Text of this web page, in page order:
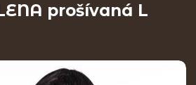
prošívaná L